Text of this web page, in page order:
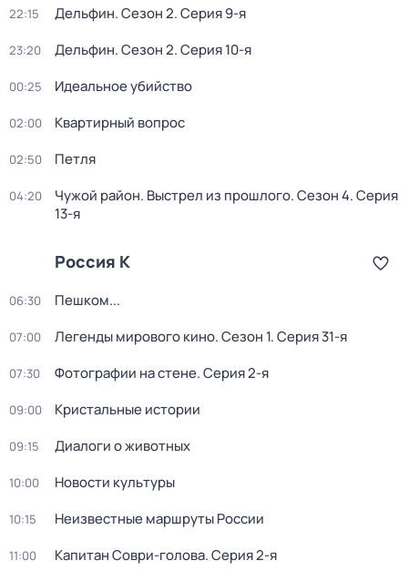
22:15 Дельфин. Сезон 2. Серия 9-я
23:20 Дельфин. Сезон 2. Серия 10-я
00:25 Идеальное убийство
02:00 Квартирный вопрос
02:50 Петля
04:20 Чужой район. Выстрел из прошлого. Сезон 4. Серия
13-я
Россия К
06:30 Пешком...
07:00 Легенды мирового кино. Сезон 1. Серия 31-я
07:30 Фотографии на стене. Серия 2-я
09:00 Кристальные истории
09:15 Диалоги о животных
10:00 Новости культуры
10:15 Неизвестные маршруты России
11:00 Капитан Соври-голова. Серия 2-я